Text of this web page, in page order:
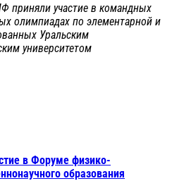
участие в командных
олимпиадах по элементарной и
Уральским
университетом
в Форуме физико-
образования